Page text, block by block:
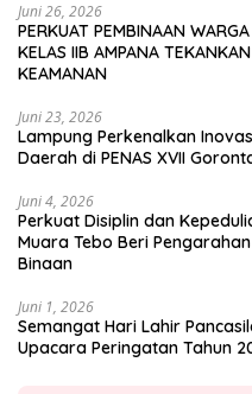
Juni 26, 2026
PERKUAT PEMBINAAN
KELAS IIB AMPANA
KEAMANAN
Juni 23, 2026
Lampung Perkenalkan
Daerah di PENAS XVII
Juni 4, 2026
Perkuat Disiplin dan
Muara Tebo Beri
Binaan
Juni 1, 2026
Semangat Hari Lahir
Upacara Peringatan Tahun